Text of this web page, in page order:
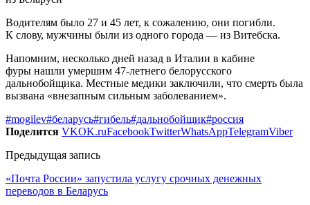
Водителям было 27 и 45 лет, к сожалению, они погибли.
К слову, мужчины были из одного города — из Витебска.
Напомним, несколько дней назад в Италии в кабине
фуры нашли умершим 47-летнего белорусского
дальнобойщика. Местные медики заключили, что смерть была
вызвана «внезапным сильным заболеванием».
#mogilev#беларусь#гибель#дальнобойщик#россия
Поделится VKOK.ruFacebookTwitterWhatsAppTelegramViber
Предыдущая запись
«Почта России» запустила услугу срочных денежных
переводов в Беларусь